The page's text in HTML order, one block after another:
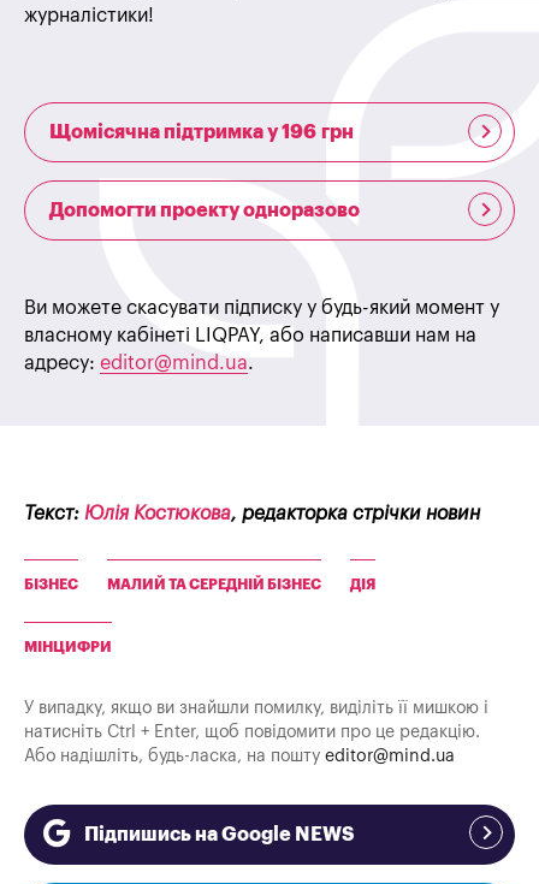
журналістики!
Щомісячна підтримка у 196 грн
Допомогти проекту одноразово
Ви можете скасувати підписку у будь-який момент у
власному кабінеті LIQPAY, або написавши нам на
адресу: editor@mind.ua.
Текст: Юлія Костюкова, редакторка стрічки новин
БІЗНЕС МАЛИЙ ТА СЕРЕДНІЙ БІЗНЕС ДІЯ
МІНЦИФРИ
У випадку, якщо ви знайшли помилку, виділіть її мишкою і
натисніть Ctrl + Enter, щоб повідомити про це редакцію.
Або надішліть, будь-ласка, на пошту editor@mind.ua
Підпишись на Google NEWS